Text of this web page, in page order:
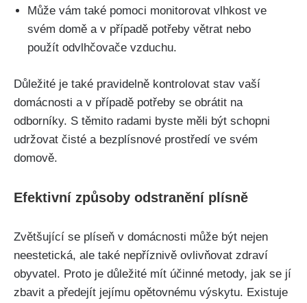
Může vám také pomoci monitorovat vlhkost ve
svém domě a v případě potřeby větrat nebo
použít odvlhčovače vzduchu.
Důležité je také pravidelně kontrolovat stav vaší
domácnosti a v ⁢případě⁤ potřeby se obrátit na
odborníky. S těmito radami byste měli být schopni
udržovat čisté a⁢ bezplísnové‍ prostředí ve svém
domově.
Efektivní ​způsoby odstranění plísně
Zvětšující se plíseň ​v domácnosti může být nejen
neestetická, ale také nepříznivě ovlivňovat zdraví
obyvatel. Proto je ⁢důležité mít účinné metody, jak se ‍jí
zbavit a předejít⁤ jejímu opětovnému výskytu. Existuje